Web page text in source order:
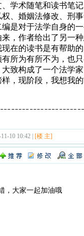
学术随笔和读书笔
权、婚姻法修改、刑
是对于法学自身的
，作者给出了另一
在的读书是有帮助
有所为有所不为，也
致构成了一个法学
样，现阶段，我想我
10 10:42 | [楼 主]
，大家一起加油哦